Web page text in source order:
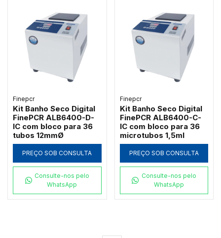
Finepcr
Kit Banho Seco Digital
FinePCR ALB6400-D-
IC com bloco para 36
tubos 12mmØ
PREÇO SOB CONSULTA
Consulte-nos pelo
WhatsApp
Finepcr
Kit Banho Seco Digital
FinePCR ALB6400-C-
IC com bloco para 36
microtubos 1,5ml
PREÇO SOB CONSULTA
Consulte-nos pelo
WhatsApp